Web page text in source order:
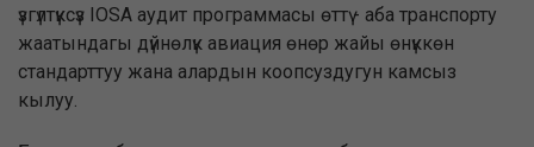
үзгүлтүксүз IOSA аудит программасы өттү - аба транспорту
жаатындагы дүйнөлүк авиация өнөр жайы өнүккөн
стандарттуу жана алардын коопсуздугун камсыз
кылуу.